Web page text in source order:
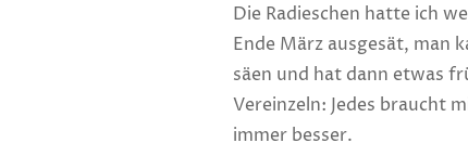
Die Radieschen hatte ich
Ende März ausgesät, man
säen und hat dann etwas
Vereinzeln: Jedes braucht
immer besser.